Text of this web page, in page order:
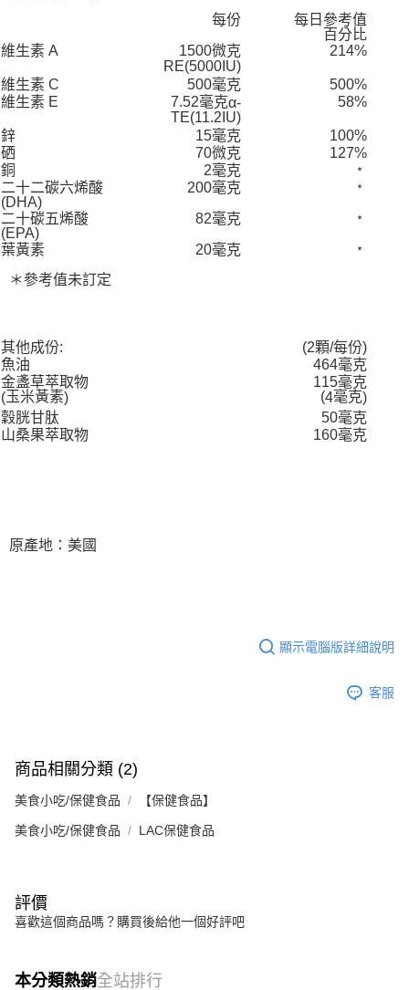
每份
每日參考值
百分比
維生素 A
1500微克
RE(5000IU)
214%
維生素 C 500毫克
500%
維生素 E
7.52毫克α-
TE(11.2IU)
58%
鋅 15毫克
100%
硒
70微克
127%
銅
2毫克
﹡
二十二碳六烯酸
(DHA)
200毫克
﹡
二十碳五烯酸
(EPA)
82毫克
﹡
葉黃素
20毫克
﹡
＊參考值未訂定
其他成份:
(2顆/每份)
魚油
464毫克
金盞草萃取物
(玉米黃素)
115毫克
(4毫克)
穀胱甘肽
50毫克
山桑果萃取物
160毫克
原產地：美國
顯示電腦版詳細說明
客服
商品相關分類 (2)
美食小吃/保健食品 【保健食品】
美食小吃/保健食品 LAC保健食品
評價
喜歡這個商品嗎？購買後給他一個好評吧
本分類熱銷全站排行